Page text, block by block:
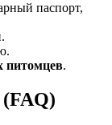
паспорт,
питомцев.